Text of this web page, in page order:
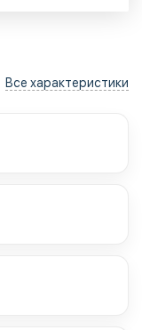
Все характеристики